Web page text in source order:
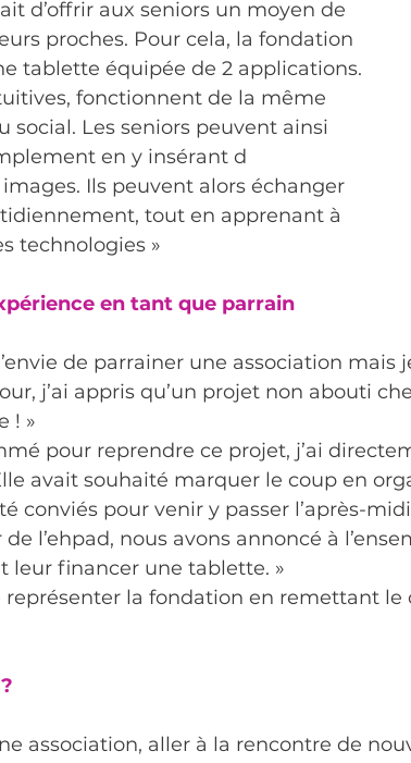
d’offrir aux seniors un moyen de
proches. Pour cela, la fondation
tablette équipée de 2 applications.
fonctionnent de la même
social. Les seniors peuvent ainsi
en y insérant d
Ils peuvent alors échanger
tout en apprenant à
technologies »
en tant que parrain
de parrainer une association mais
j’ai appris qu’un projet non abouti
! »
pour reprendre ce projet, j’ai
avait souhaité marquer le coup en
conviés pour venir y passer l’après-
l’ehpad, nous avons annoncé à
leur financer une tablette. »
représenter la fondation en remettant le
association, aller à la rencontre de